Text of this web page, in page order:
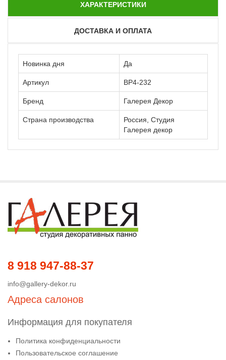
ХАРАКТЕРИСТИКИ
ДОСТАВКА И ОПЛАТА
Новинка дня Да
Артикул ВР4-232
Бренд Галерея Декор
Страна производства
Россия, Студия
Галерея декор
8 918 947-88-37
info@gallery-dekor.ru
Адреса салонов
Информация для покупателя
Политика конфиденциальности
Пользовательское соглашение